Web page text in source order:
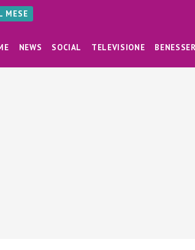
MESE
NEWS SOCIAL TELEVISIONE